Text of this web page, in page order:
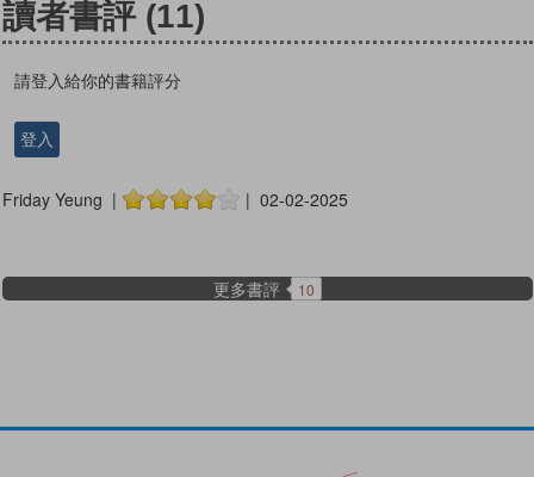
讀者書評 (11)
請登入給你的書籍評分
登入
Friday Yeung | | 02-02-2025
更多書評 10